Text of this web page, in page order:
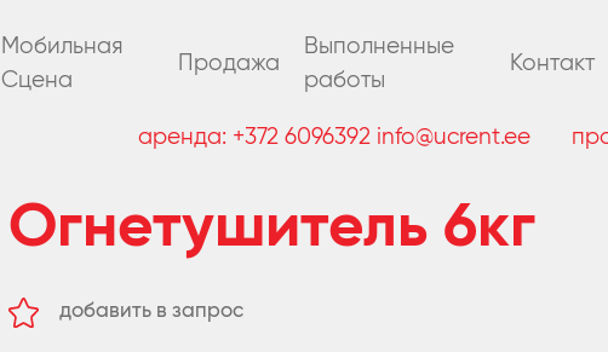
Mобильная
Cцена
Продажа
Выполненные
работы
Контакт
аренда: +372 6096392 info@ucrent.ee
Огнетушитель 6кг
добавить в запрос